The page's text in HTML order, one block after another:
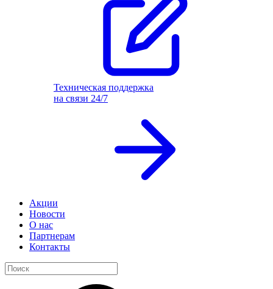
Техническая поддержка
на связи 24/7
Акции
Новости
О нас
Партнерам
Контакты